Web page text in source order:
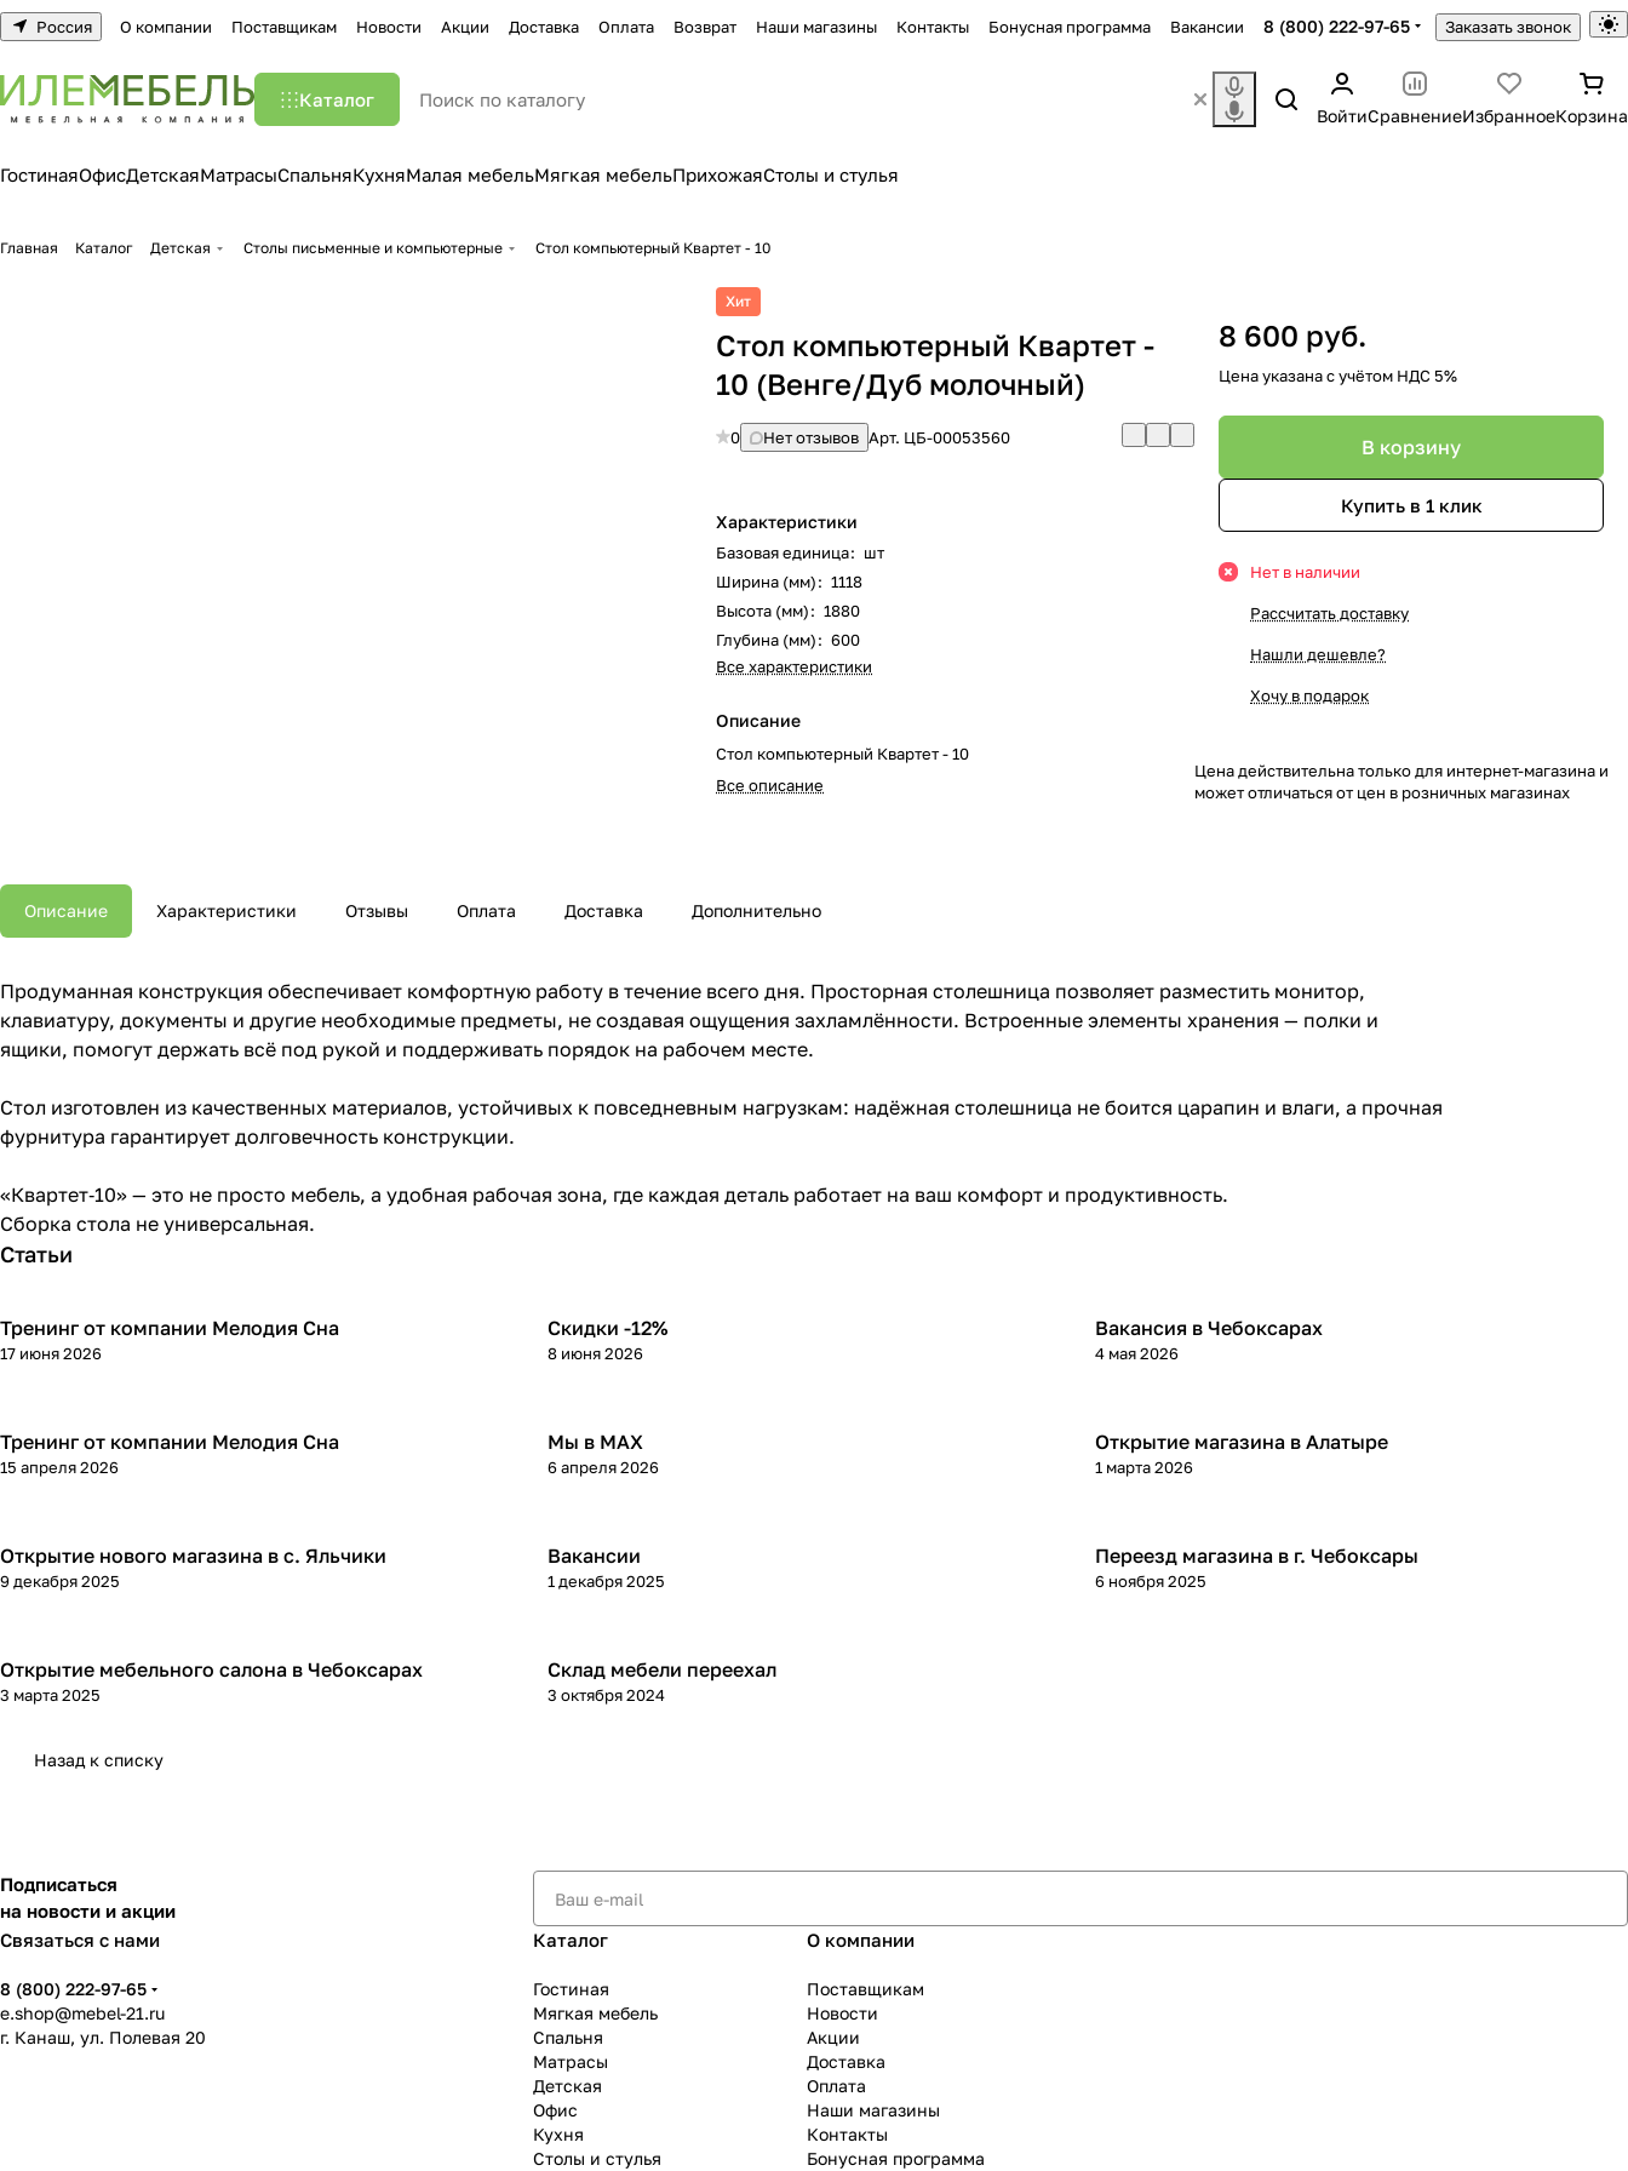
Россия О компании Поставщикам Новости Акции Доставка Оплата Возврат Наши магазины Контакты Бонусная программа Вакансии 8 (800) 222-97-65 Заказать звонок
Каталог
ВойтиСравнениеИзбранноеКорзина
ГостинаяОфисДетскаяМатрасыСпальняКухняМалая мебельМягкая мебельПрихожаяСтолы и стулья
Главная Каталог Детская Столы письменные и компьютерные Стол компьютерный Квартет - 10
Хит
Стол компьютерный Квартет -
10 (Венге/Дуб молочный)
0 Нет отзывов Арт. ЦБ-00053560
Характеристики
Базовая единица: шт
Ширина (мм): 1118
Высота (мм): 1880
Глубина (мм): 600
Все характеристики
Описание
Стол компьютерный Квартет - 10
Все описание
8 600 руб.
Цена указана с учётом НДС 5%
В корзину
Купить в 1 клик
Нет в наличии
Рассчитать доставку
Нашли дешевле?
Хочу в подарок
Цена действительна только для интернет-магазина и
может отличаться от цен в розничных магазинах
Описание Характеристики Отзывы Оплата Доставка Дополнительно
Продуманная конструкция обеспечивает комфортную работу в течение всего дня. Просторная столешница позволяет разместить монитор,
клавиатуру, документы и другие необходимые предметы, не создавая ощущения захламлённости. Встроенные элементы хранения — полки и
ящики, помогут держать всё под рукой и поддерживать порядок на рабочем месте.
Стол изготовлен из качественных материалов, устойчивых к повседневным нагрузкам: надёжная столешница не боится царапин и влаги, а прочная
фурнитура гарантирует долговечность конструкции.
«Квартет‑10» — это не просто мебель, а удобная рабочая зона, где каждая деталь работает на ваш комфорт и продуктивность.
Сборка стола не универсальная.
Статьи
Тренинг от компании Мелодия Сна
17 июня 2026
Скидки -12%
8 июня 2026
Вакансия в Чебоксарах
4 мая 2026
Тренинг от компании Мелодия Сна
15 апреля 2026
Мы в МАХ
6 апреля 2026
Открытие магазина в Алатыре
1 марта 2026
Открытие нового магазина в с. Яльчики
9 декабря 2025
Вакансии
1 декабря 2025
Переезд магазина в г. Чебоксары
6 ноября 2025
Открытие мебельного салона в Чебоксарах
3 марта 2025
Склад мебели переехал
3 октября 2024
Назад к списку
Подписаться
на новости и акции
Связаться с нами
8 (800) 222-97-65
e.shop@mebel-21.ru
г. Канаш, ул. Полевая 20
Каталог
Гостиная
Мягкая мебель
Спальня
Матрасы
Детская
Офис
Кухня
Столы и стулья
О компании
Поставщикам
Новости
Акции
Доставка
Оплата
Наши магазины
Контакты
Бонусная программа